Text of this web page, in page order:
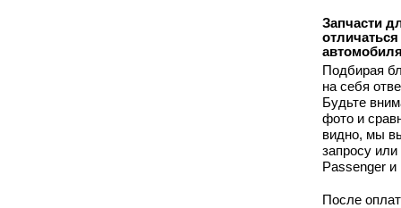
Запчасти
Подбирая
на себя
Будьте
фото и
видно, мы
запросу
Passenger
После